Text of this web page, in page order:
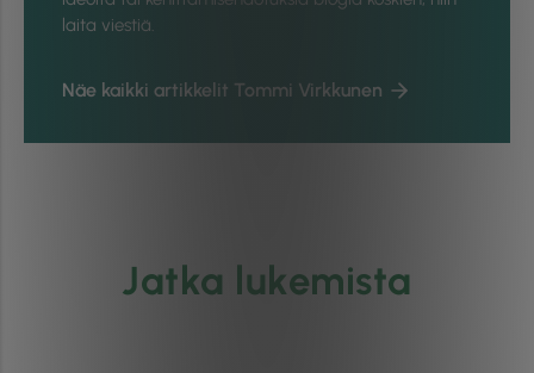
laita viestiä.
Näe kaikki artikkelit Tommi Virkkunen
Jatka lukemista